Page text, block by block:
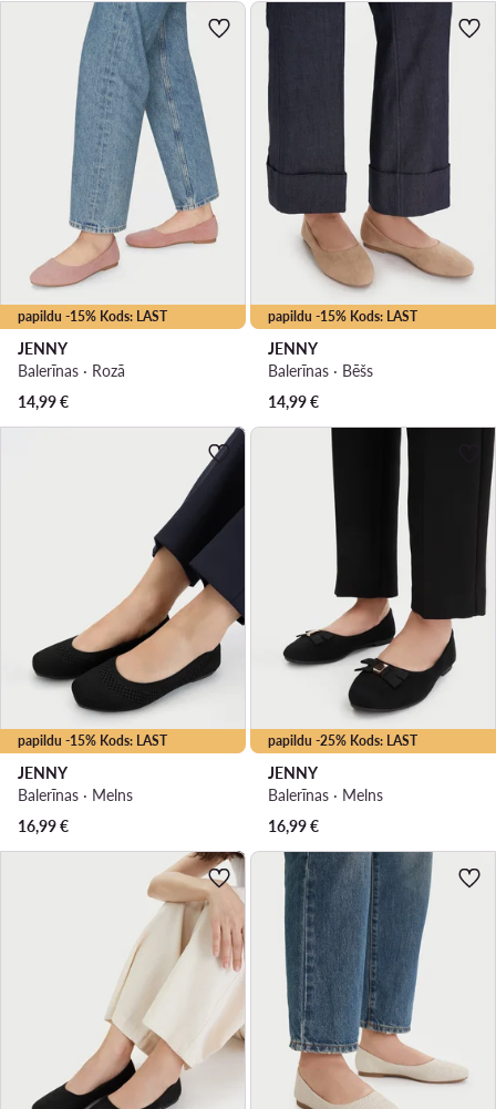
papildu -15% Kods: LAST
JENNY
Balerīnas · Rozā
14,99€
papildu -15% Kods: LAST
JENNY
Balerīnas · Bēšs
14,99€
papildu -15% Kods: LAST
JENNY
Balerīnas · Melns
16,99€
papildu -25% Kods: LAST
JENNY
Balerīnas · Melns
16,99€